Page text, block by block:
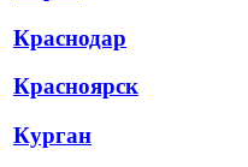
Краснодар
Красноярск
Курган